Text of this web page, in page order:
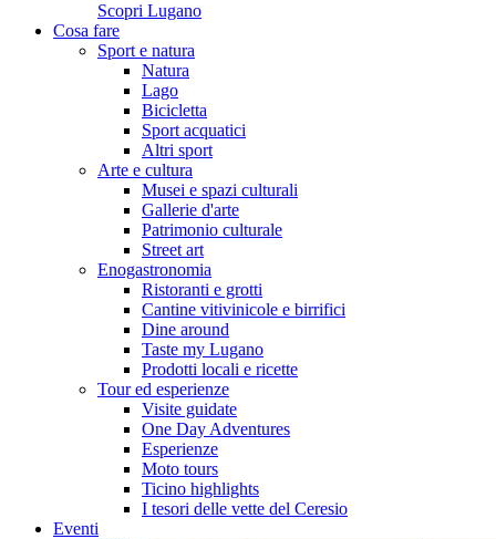
Scopri Lugano
Cosa fare
Sport e natura
Natura
Lago
Bicicletta
Sport acquatici
Altri sport
Arte e cultura
Musei e spazi culturali
Gallerie d'arte
Patrimonio culturale
Street art
Enogastronomia
Ristoranti e grotti
Cantine vitivinicole e birrifici
Dine around
Taste my Lugano
Prodotti locali e ricette
Tour ed esperienze
Visite guidate
One Day Adventures
Esperienze
Moto tours
Ticino highlights
I tesori delle vette del Ceresio
Eventi